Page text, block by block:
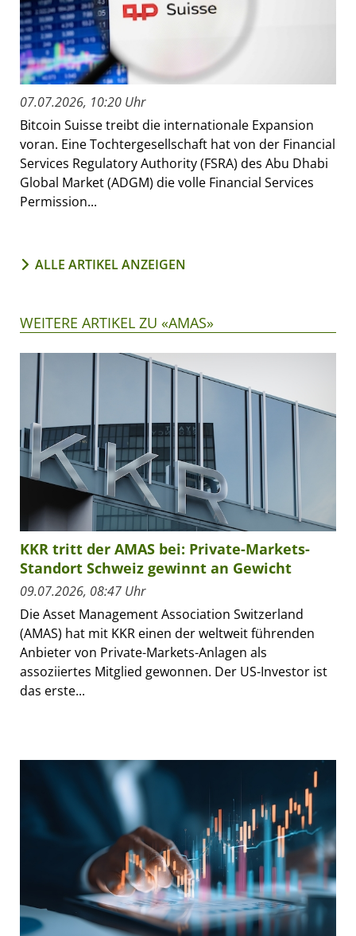
07.07.2026, 10:20 Uhr
Bitcoin Suisse treibt die internationale Expansion
voran. Eine Tochtergesellschaft hat von der Financial
Services Regulatory Authority (FSRA) des Abu Dhabi
Global Market (ADGM) die volle Financial Services
Permission...
ALLE ARTIKEL ANZEIGEN
WEITERE ARTIKEL ZU «AMAS»
KKR tritt der AMAS bei: Private-Markets-
Standort Schweiz gewinnt an Gewicht
09.07.2026, 08:47 Uhr
Die Asset Management Association Switzerland
(AMAS) hat mit KKR einen der weltweit führenden
Anbieter von Private-Markets-Anlagen als
assoziiertes Mitglied gewonnen. Der US-Investor ist
das erste...